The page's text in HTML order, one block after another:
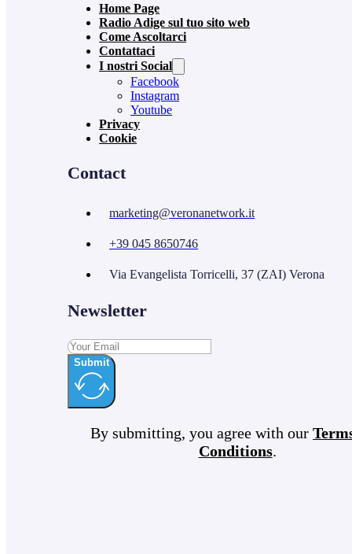
Home Page
Radio Adige sul tuo sito web
Come Ascoltarci
Contattaci
I nostri Social
Facebook
Instagram
Youtube
Privacy
Cookie
Contact
marketing@veronanetwork.it
+39 045 8650746
Via Evangelista Torricelli, 37 (ZAI) Verona
Newsletter
Submit
By submitting, you agree with our
Conditions.